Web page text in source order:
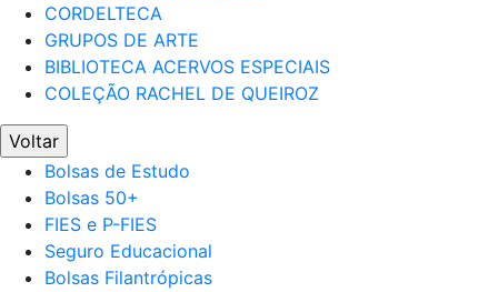
CORDELTECA
GRUPOS DE ARTE
BIBLIOTECA ACERVOS ESPECIAIS
COLEÇÃO RACHEL DE QUEIROZ
Voltar
Bolsas de Estudo
Bolsas 50+
FIES e P-FIES
Seguro Educacional
Bolsas Filantrópicas